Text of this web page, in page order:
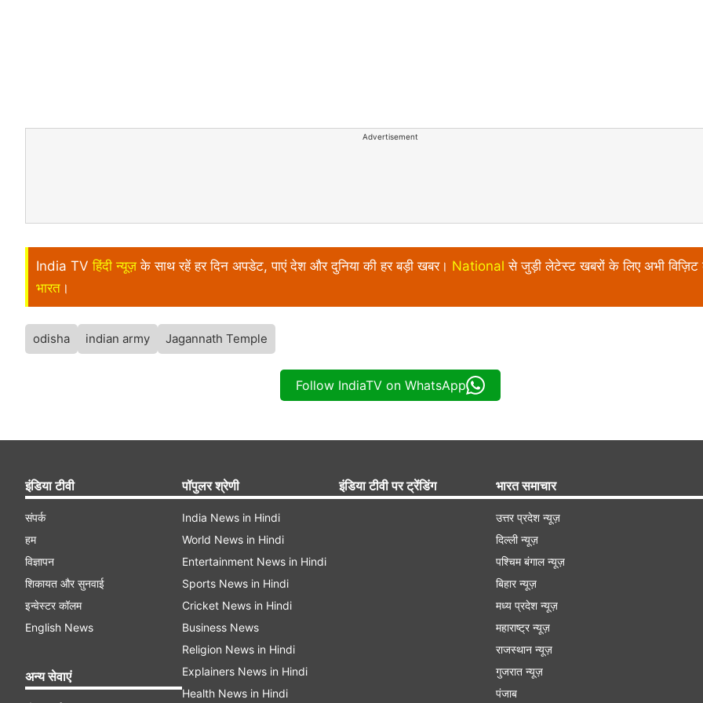
Advertisement
India TV हिंदी न्यूज़ के साथ रहें हर दिन अपडेट, पाएं देश और दुनिया की हर बड़ी खबर। National से जुड़ी लेटेस्ट खबरों के लिए अभी
भारत ।
odisha indian army Jagannath Temple
Follow IndiaTV on WhatsApp
इंडिया टीवी
संपर्क
हम
विज्ञापन
शिकायत और सुनवाई
इन्वेस्टर कॉलम
English News
अन्य सेवाएं
पॉपुलर श्रेणी
India News in Hindi
World News in Hindi
Entertainment News in Hindi
Sports News in Hindi
Cricket News in Hindi
Business News
Religion News in Hindi
Explainers News in Hindi
Health News in Hindi
इंडिया टीवी पर ट्रेंडिंग भारत समाचार
उत्तर प्रदेश न्यूज़
दिल्ली न्यूज़
पश्चिम बंगाल न्यूज़
बिहार न्यूज़
मध्य प्रदेश न्यूज़
महाराष्ट्र न्यूज़
राजस्थान न्यूज़
गुजरात न्यूज़
पंजाब